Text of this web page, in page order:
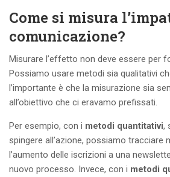
Come si misura
comunicazione?
Misurare l’effetto non deve essere per
Possiamo usare metodi sia qualitativi
l’importante è che la misurazione sia
all’obiettivo che ci eravamo prefissati.
Per esempio, con i metodi quantitativi,
spingere all’azione, possiamo tracciare
l’aumento delle iscrizioni a una
nuovo processo. Invece, con i metodi